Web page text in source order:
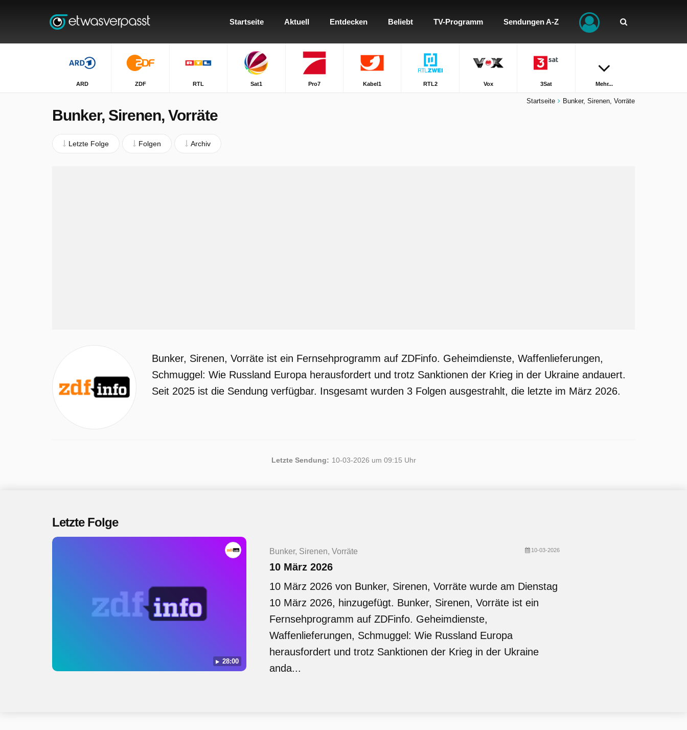
Startseite Aktuell Entdecken Beliebt TV-Programm Sendungen A-Z
ARD ZDF RTL Sat1 Pro7 Kabel1 RTL2 Vox 3Sat Mehr...
Startseite Bunker, Sirenen, Vorräte
Bunker, Sirenen, Vorräte
Letzte Folge Folgen Archiv
Bunker, Sirenen, Vorräte ist ein Fernsehprogramm auf ZDFinfo. Geheimdienste, Waffenlieferungen,
Schmuggel: Wie Russland Europa herausfordert und trotz Sanktionen der Krieg in der Ukraine andauert.
Seit 2025 ist die Sendung verfügbar. Insgesamt wurden 3 Folgen ausgestrahlt, die letzte im März 2026.
Letzte Sendung: 10-03-2026 um 09:15 Uhr
Letzte Folge
28:00
Bunker, Sirenen, Vorräte 10-03-2026
10 März 2026
10 März 2026 von Bunker, Sirenen, Vorräte wurde am Dienstag
10 März 2026, hinzugefügt. Bunker, Sirenen, Vorräte ist ein
Fernsehprogramm auf ZDFinfo. Geheimdienste,
Waffenlieferungen, Schmuggel: Wie Russland Europa
herausfordert und trotz Sanktionen der Krieg in der Ukraine
anda...